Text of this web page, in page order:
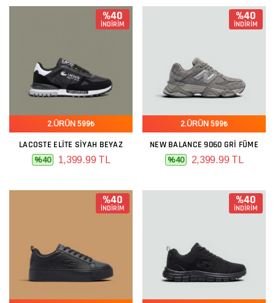
%40
İNDİRİM
2.ÜRÜN 599₺
LACOSTE ELITE SIYAH BEYAZ
%40 1,399.99 TL
%40
İNDİRİM
2.ÜRÜN 599₺
NEW BALANCE 9060 GRI FÜME
%40 2,399.99 TL
%40
İNDİRİM
%40
İNDİRİM